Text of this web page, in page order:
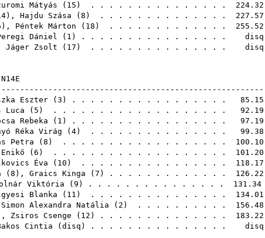
Mátyás ( 15 ) . . . . . . . . . . . . . . . 224.32
), Hajdu Szása ( 8 ) . . . . . . . . . . . . . . 227.57
), Péntek Márton ( 18 ) . . . . . . . . . . . . . 255.52
Dániel ( 1 ) . . . . . . . . . . . . . . . . disq
Jáger Zsolt ( 17 ) . . . . . . . . . . . . . . . disq
N14E
Eszter ( 3 ) . . . . . . . . . . . . . . . . . 85.15
Luca ( 5 ) . . . . . . . . . . . . . . . . . . . 92.19
Rebeka ( 1 ) . . . . . . . . . . . . . . . . . 97.19
Réka Virág ( 4) . . . . . . . . . . . . . . . 99.38
Petra ( 8 ) . . . . . . . . . . . . . . . . . . 100.10
( 6 ) . . . . . . . . . . . . . . . . . . . 101.20
Éva ( 10 ) . . . . . . . . . . . . . . . . 118.17
( 8 ), Graics Kinga ( 7 ) . . . . . . . . . . . . . 126.22
Viktória ( 9 ) . . . . . . . . . . . . . . . 131.34
Blanka ( 11 ) . . . . . . . . . . . . . . . 134.01
Simon Alexandra Natália ( 2 ) . . . . . . . . . . 156.48
Zsiros Csenge ( 12 ) . . . . . . . . . . . . . . 183.22
Cintia ( disq ) . . . . . . . . . . . . . . . disq